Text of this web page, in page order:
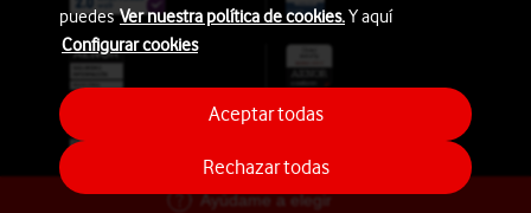
Ayúdame a elegir
puedesVer nuestra política de cookies.Y aquí
Configurar cookies
Rechazar todas
Aceptar todas